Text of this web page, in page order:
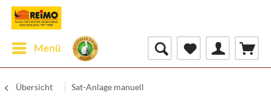
Menü
Übersicht Sat-Anlage manuell